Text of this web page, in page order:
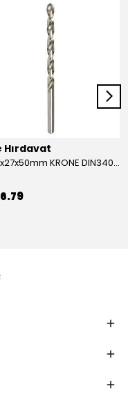
Hırdavat
0.80x27x50mm KRONE DIN340 UZUN MATKAP UCU HSS 10 Adet